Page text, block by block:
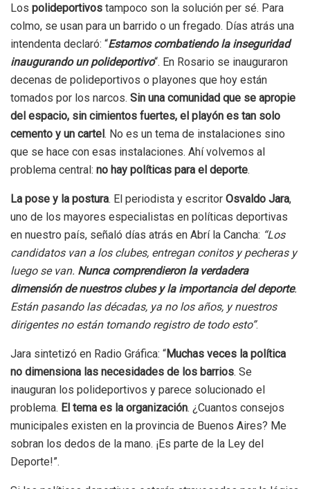
Los polideportivos tampoco son la solución per sé. Para
colmo, se usan para un barrido o un fregado. Días atrás una
intendenta declaró: “Estamos combatiendo la inseguridad
inaugurando un polideportivo“. En Rosario se inauguraron
decenas de polideportivos o playones que hoy están
tomados por los narcos. Sin una comunidad que se apropie
del espacio, sin cimientos fuertes, el playón es tan solo
cemento y un cartel. No es un tema de instalaciones sino
que se hace con esas instalaciones. Ahí volvemos al
problema central: no hay políticas para el deporte.
La pose y la postura. El periodista y escritor Osvaldo Jara,
uno de los mayores especialistas en políticas deportivas
en nuestro país, señaló días atrás en Abrí la Cancha: “Los
candidatos van a los clubes, entregan conitos y pecheras y
luego se van. Nunca comprendieron la verdadera
dimensión de nuestros clubes y la importancia del deporte.
Están pasando las décadas, ya no los años, y nuestros
dirigentes no están tomando registro de todo esto”.
Jara sintetizó en Radio Gráfica: “Muchas veces la política
no dimensiona las necesidades de los barrios. Se
inauguran los polideportivos y parece solucionado el
problema. El tema es la organización. ¿Cuantos consejos
municipales existen en la provincia de Buenos Aires? Me
sobran los dedos de la mano. ¡Es parte de la Ley del
Deporte!”.